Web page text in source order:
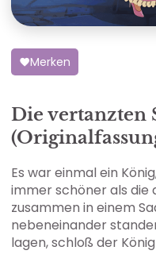
Merken
Die vertanzten
Es war einmal ein
immer schöner als die
zusammen in einem
nebeneinander
lagen, schloß der